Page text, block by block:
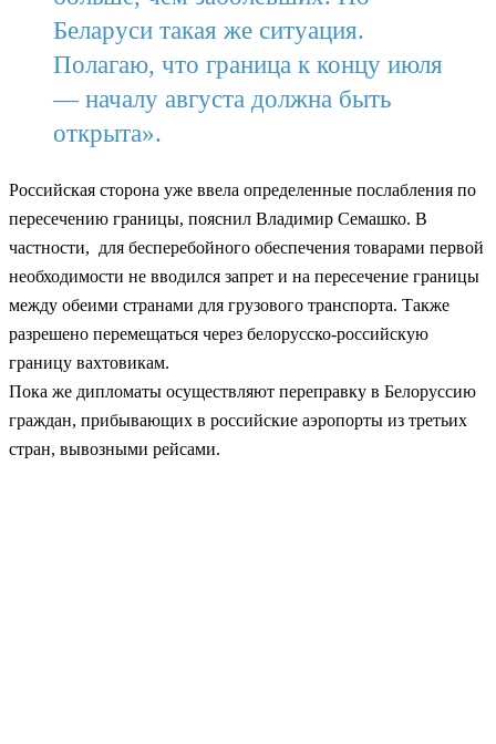
Беларуси такая же ситуация.
Полагаю, что граница к концу июля
— началу августа должна быть
открыта».
Российская сторона уже ввела определенные послабления по
пересечению границы, пояснил Владимир Семашко. В
частности, для бесперебойного обеспечения товарами первой
необходимости не вводился запрет и на пересечение границы
между обеими странами для грузового транспорта. Также
разрешено перемещаться через белорусско-российскую
границу вахтовикам.
Пока же дипломаты осуществляют переправку в Белоруссию
граждан, прибывающих в российские аэропорты из третьих
стран, вывозными рейсами.